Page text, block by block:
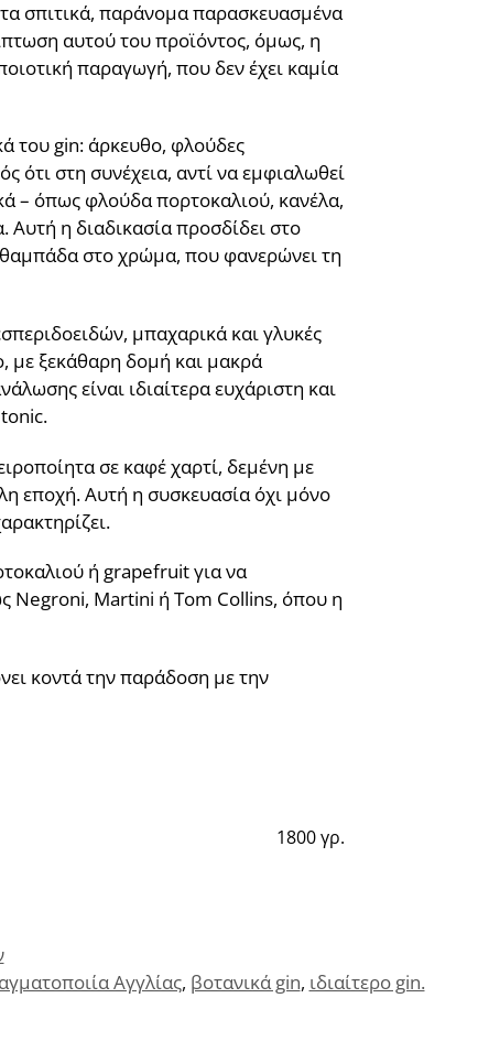
σπιτικά, παράνομα παρασκευασμένα
αυτού του προϊόντος, όμως, η
παραγωγή, που δεν έχει καμία
του gin: άρκευθο, φλούδες
ότι στη συνέχεια, αντί να εμφιαλωθεί
– όπως φλούδα πορτοκαλιού, κανέλα,
η διαδικασία προσδίδει στο
θαμπάδα στο χρώμα, που φανερώνει τη
μπαχαρικά και γλυκές
με ξεκάθαρη δομή και μακρά
είναι ιδιαίτερα ευχάριστη και
σε καφέ χαρτί, δεμένη με
εποχή. Αυτή η συσκευασία όχι μόνο
ή grapefruit για να
Negroni, Martini ή Tom Collins, όπου η
κοντά την παράδοση με την
1800 γρ.
Αγγλίας, βοτανικά gin, ιδιαίτερο gin.